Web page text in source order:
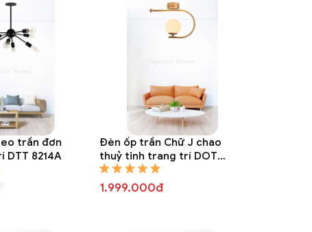
trần đơn
8214A
Đèn ốp trần Chữ J chao
thuỷ tinh trang trí DOT
8105A
1.999.000đ